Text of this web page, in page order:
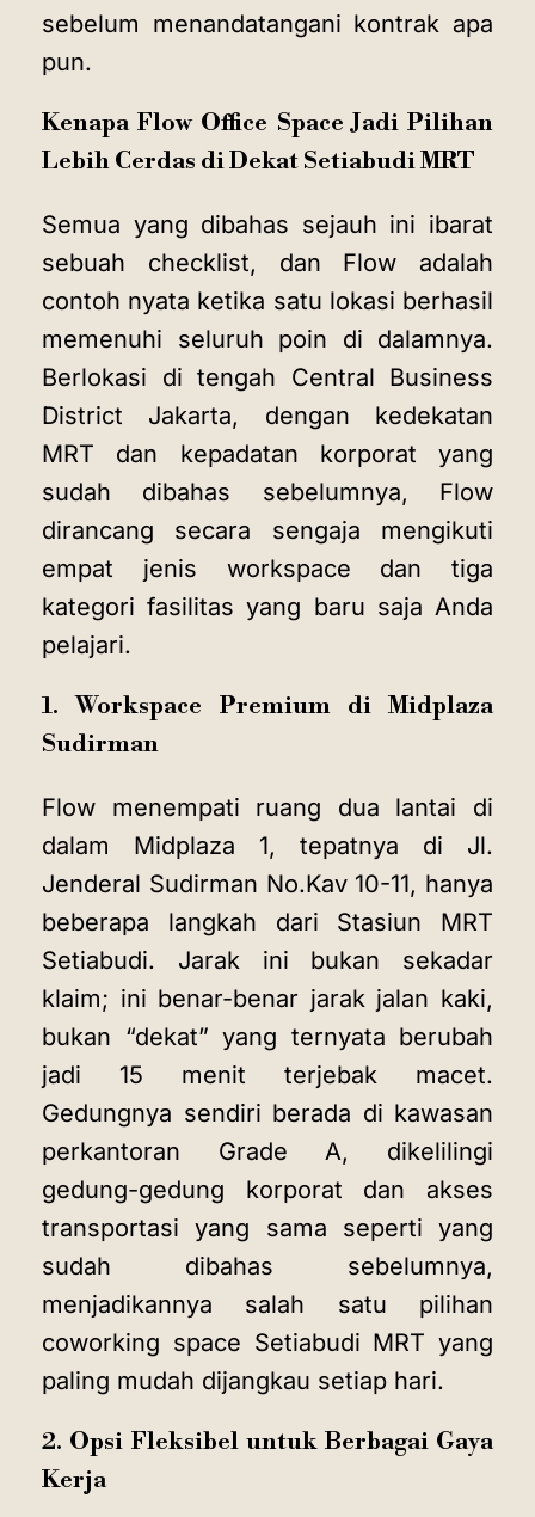
sebelum menandatangani kontrak apa
pun.
Kenapa Flow Office Space Jadi Pilihan
Lebih Cerdas di Dekat Setiabudi MRT
Semua yang dibahas sejauh ini ibarat
sebuah checklist, dan Flow adalah
contoh nyata ketika satu lokasi berhasil
memenuhi seluruh poin di dalamnya.
Berlokasi di tengah Central Business
District Jakarta, dengan kedekatan
MRT dan kepadatan korporat yang
sudah dibahas sebelumnya, Flow
dirancang secara sengaja mengikuti
empat jenis workspace dan tiga
kategori fasilitas yang baru saja Anda
pelajari.
1. Workspace Premium di Midplaza
Sudirman
Flow menempati ruang dua lantai di
dalam Midplaza 1, tepatnya di Jl.
Jenderal Sudirman No.Kav 10-11, hanya
beberapa langkah dari Stasiun MRT
Setiabudi. Jarak ini bukan sekadar
klaim; ini benar-benar jarak jalan kaki,
bukan “dekat” yang ternyata berubah
jadi 15 menit terjebak macet.
Gedungnya sendiri berada di kawasan
perkantoran Grade A, dikelilingi
gedung-gedung korporat dan akses
transportasi yang sama seperti yang
sudah dibahas sebelumnya,
menjadikannya salah satu pilihan
coworking space Setiabudi MRT yang
paling mudah dijangkau setiap hari.
2. Opsi Fleksibel untuk Berbagai Gaya
Kerja